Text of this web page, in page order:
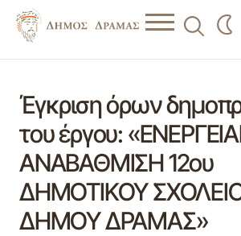
Έγκριση όρων
του έργου:
ΑΝΑΒΑΘΜΙΣΗ 12ου
ΔΗΜΟΤΙΚΟΥ
ΔΗΜΟΥ ΔΡΑΜΑΣ»